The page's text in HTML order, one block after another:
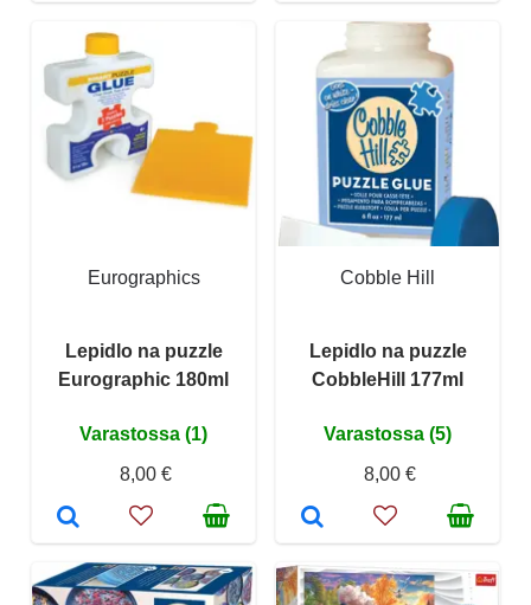
Eurographics
Lepidlo na puzzle
Eurographic 180ml
Varastossa (1)
8,00 €
Cobble Hill
Lepidlo na puzzle
CobbleHill 177ml
Varastossa (5)
8,00 €